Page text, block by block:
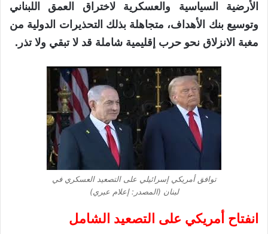
الأرضية السياسية والعسكرية لاختراق العمق اللبناني
وتوسيع بنك الأهداف، متجاهلة بذلك التحذيرات الدولية من
مغبة الانزلاق نحو حرب إقليمية شاملة قد لا تبقي ولا تذر.
توافق أمريكي إسرائيلي على التصعيد العسكري في
لبنان (المصدر: إعلام عبري)
انفتاح أمريكي على التصعيد الشامل